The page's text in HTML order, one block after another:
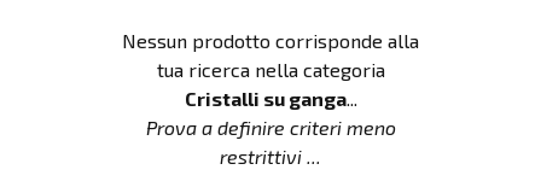
Nessun prodotto corrisponde alla
tua ricerca nella categoria
Cristalli su ganga...
Prova a definire criteri meno
restrittivi ...